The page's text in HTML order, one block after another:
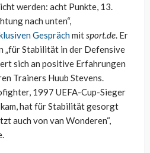
werden: acht Punkte, 13.
nach unten“,
Gesprächmitsport.de. Er
„für Stabilität in der Defensive
sich an positive Erfahrungen
Trainers Huub Stevens.
1997 UEFA-Cup-Sieger
kam, hat für Stabilität gesorgt
auch von van Wonderen“,